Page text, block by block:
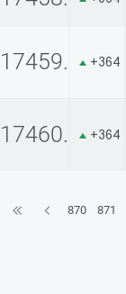
17459. +364
17460. +364
870 871